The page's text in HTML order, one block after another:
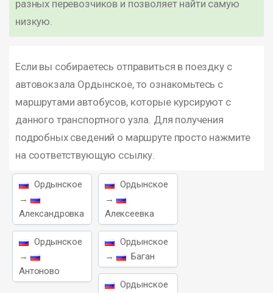
разных перевозчиков и позволяет найти самую
низкую.
Если вы собираетесь отправиться в поездку с
автовокзала Ордынское, то ознакомьтесь с
маршрутами автобусов, которые курсируют с
данного транспортного узла. Для получения
подробных сведений о маршруте просто нажмите
на соответствующую ссылку.
Ордынское
→
Александровка
Ордынское
→
Алексеевка
Ордынское
→
Антоново
Ордынское
→
Баган
Ордынское